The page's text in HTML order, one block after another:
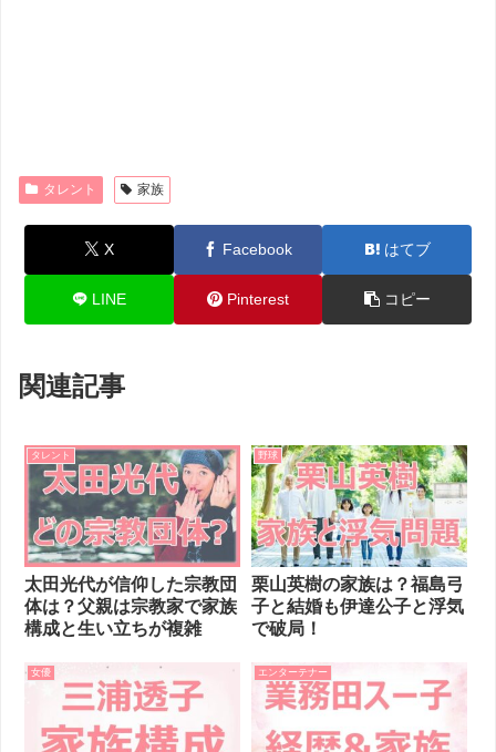
タレント 家族
X Facebook はてブ
LINE Pinterest コピー
関連記事
タレント
太田光代が信仰した宗教団
体は？父親は宗教家で家族
構成と生い立ちが複雑
野球
栗山英樹の家族は？福島弓
子と結婚も伊達公子と浮気
で破局！
女優 エンターテナー